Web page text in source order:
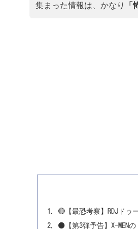
集まった情報は、かなり
「
🔴【最恐考察】RDJドゥ
⚫【第3弾予告】X-MEN